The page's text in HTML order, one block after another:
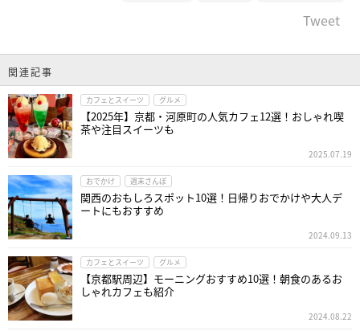
Tweet
関連記事
カフェとスイーツ グルメ
【2025年】京都・河原町の人気カフェ12選！おしゃれ喫
茶や注目スイーツも
2025.07.19
おでかけ 週末さんぽ
関西のおもしろスポット10選！日帰りおでかけや大人デ
ートにもおすすめ
2024.09.13
カフェとスイーツ グルメ
【京都駅周辺】モーニングおすすめ10選！朝食のあるお
しゃれカフェも紹介
2024.08.22